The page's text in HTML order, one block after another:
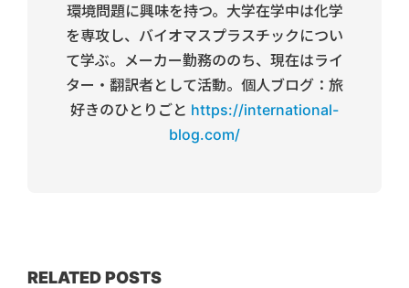
環境問題に興味を持つ。大学在学中は化学
を専攻し、バイオマスプラスチックについ
て学ぶ。メーカー勤務ののち、現在はライ
ター・翻訳者として活動。個人ブログ：旅
好きのひとりごと https://international-
blog.com/
RELATED POSTS